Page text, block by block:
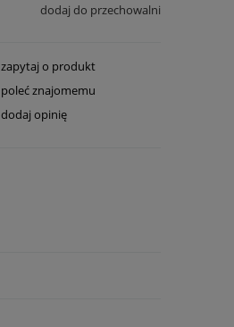
dodaj do przechowalni
zapytaj o produkt
poleć znajomemu
dodaj opinię